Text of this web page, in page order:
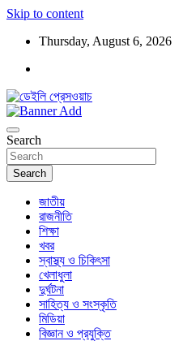
Skip to content
Thursday, August 6, 2026
ডেইলি প্রেসওয়াচ
Search
Search
জাতীয়
রাজনীতি
শিক্ষা
খবর
স্বাস্থ্য ও চিকিৎসা
খেলাধুলা
দুর্ঘটনা
সাহিত্য ও সংস্কৃতি
মিডিয়া
বিজ্ঞান ও প্রযুক্তি